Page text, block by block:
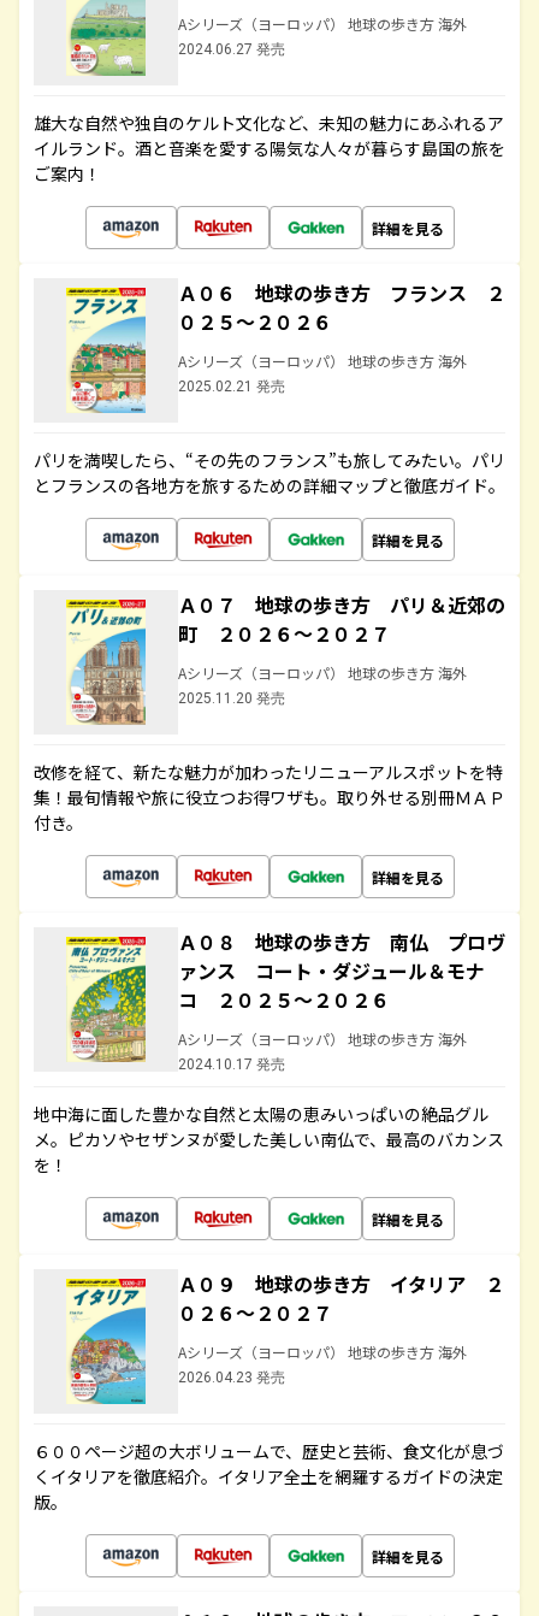
Aシリーズ（ヨーロッパ） 地球の歩き方 海外
2024.06.27 発売
雄大な自然や独自のケルト文化など、未知の魅力にあふれるア
イルランド。酒と音楽を愛する陽気な人々が暮らす島国の旅を
ご案内！
詳細を見る
Ａ０６ 地球の歩き方 フランス ２
０２５～２０２６
Aシリーズ（ヨーロッパ） 地球の歩き方 海外
2025.02.21 発売
パリを満喫したら、“その先のフランス”も旅してみたい。パリ
とフランスの各地方を旅するための詳細マップと徹底ガイド。
詳細を見る
Ａ０７ 地球の歩き方 パリ＆近郊の
町 ２０２６～２０２７
Aシリーズ（ヨーロッパ） 地球の歩き方 海外
2025.11.20 発売
改修を経て、新たな魅力が加わったリニューアルスポットを特
集！最旬情報や旅に役立つお得ワザも。取り外せる別冊ＭＡＰ
付き。
詳細を見る
Ａ０８ 地球の歩き方 南仏 プロヴ
ァンス コート・ダジュール＆モナ
コ ２０２５～２０２６
Aシリーズ（ヨーロッパ） 地球の歩き方 海外
2024.10.17 発売
地中海に面した豊かな自然と太陽の恵みいっぱいの絶品グル
メ。ピカソやセザンヌが愛した美しい南仏で、最高のバカンス
を！
詳細を見る
Ａ０９ 地球の歩き方 イタリア ２
０２６～２０２７
Aシリーズ（ヨーロッパ） 地球の歩き方 海外
2026.04.23 発売
６００ページ超の大ボリュームで、歴史と芸術、食文化が息づ
くイタリアを徹底紹介。イタリア全土を網羅するガイドの決定
版。
詳細を見る